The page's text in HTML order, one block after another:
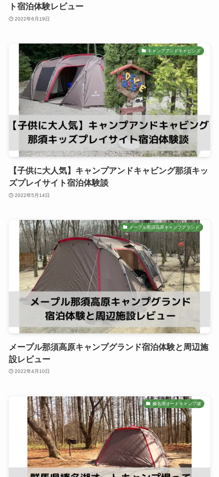
ト宿泊体験レビュー
2022年6月19日
キャンプアンドキャビンズ
【子供に大人気】キャンプアンドキャビング那須キッ
ズプレイサイト宿泊体験談
2022年5月14日
メープル那須高原キャンプグランド
メープル那須高原キャンプグランド宿泊体験と周辺施
設レビュー
2022年4月10日
榛名湖オートキャンプ場